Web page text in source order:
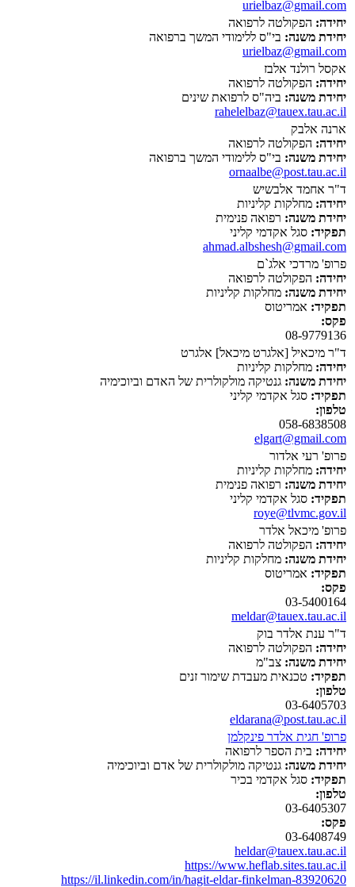
urielbaz@gmail.com
יחידה: הפקולטה לרפואה
יחידת משנה: בי"ס ללימודי המשך ברפואה
urielbaz@gmail.com
אקסל רולנד אלבז
יחידה: הפקולטה לרפואה
יחידת משנה: ביה"ס לרפואת שינים
rahelelbaz@tauex.tau.ac.il
ארנה אלבק
יחידה: הפקולטה לרפואה
יחידת משנה: בי"ס ללימודי המשך ברפואה
ornaalbe@post.tau.ac.il
ד"ר אחמד אלבשיש
יחידה: מחלקות קליניות
יחידת משנה: רפואה פנימית
תפקיד: סגל אקדמי קליני
ahmad.albshesh@gmail.com
פרופ' מרדכי אלג`ם
יחידה: הפקולטה לרפואה
יחידת משנה: מחלקות קליניות
תפקיד: אמריטוס
פקס:
08-9779136
ד"ר מיכאיל [אלגרט מיכאל] אלגרט
יחידה: מחלקות קליניות
יחידת משנה: גנטיקה מולקולרית של האדם וביוכימיה
תפקיד: סגל אקדמי קליני
טלפון:
058-6838508
elgart@gmail.com
פרופ' רעי אלדור
יחידה: מחלקות קליניות
יחידת משנה: רפואה פנימית
תפקיד: סגל אקדמי קליני
roye@tlvmc.gov.il
פרופ' מיכאל אלדר
יחידה: הפקולטה לרפואה
יחידת משנה: מחלקות קליניות
תפקיד: אמריטוס
פקס:
03-5400164
meldar@tauex.tau.ac.il
ד"ר ענת אלדר בוק
יחידה: הפקולטה לרפואה
יחידת משנה: צב"מ
תפקיד: טכנאית מעבדת שימור זנים
טלפון:
03-6405703
eldarana@post.tau.ac.il
פרופ' חגית אלדר פינקלמן
יחידה: בית הספר לרפואה
יחידת משנה: גנטיקה מולקולרית של אדם וביוכימיה
תפקיד: סגל אקדמי בכיר
טלפון:
03-6405307
פקס:
03-6408749
heldar@tauex.tau.ac.il
https://www.heflab.sites.tau.ac.il
https://il.linkedin.com/in/hagit-eldar-finkelman-83920620